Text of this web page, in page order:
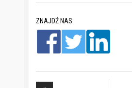
ZNAJDŹ NAS: